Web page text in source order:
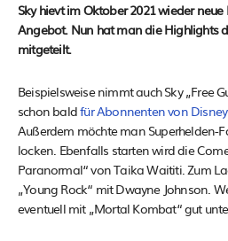
Sky hievt im Oktober 2021 wieder
Angebot. Nun hat man die Highlights
mitgeteilt.
Beispielsweise nimmt auch Sky „Free
schon baldfür Abonnenten von
Außerdem möchte man Superhelden-
locken. Ebenfalls starten wird die
Paranormal“ von Taika Waititi. Zum
„Young Rock“ mit Dwayne Johnson.
eventuell mit „Mortal Kombat“ gut